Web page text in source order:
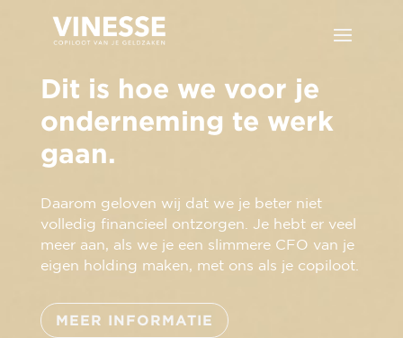
Dit is hoe we voor je
onderneming te werk
gaan.
Daarom geloven wij dat we je beter niet
volledig financieel ontzorgen. Je hebt er veel
meer aan, als we je een slimmere CFO van je
eigen holding maken, met ons als je copiloot.
MEER INFORMATIE